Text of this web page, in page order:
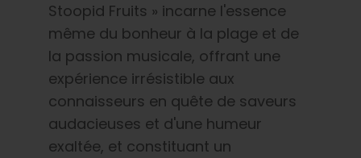
Stoopid Fruits » incarne l'essence
même du bonheur à la plage et de
la passion musicale, offrant une
expérience irrésistible aux
connaisseurs en quête de saveurs
audacieuses et d'une humeur
exaltée, et constituant un